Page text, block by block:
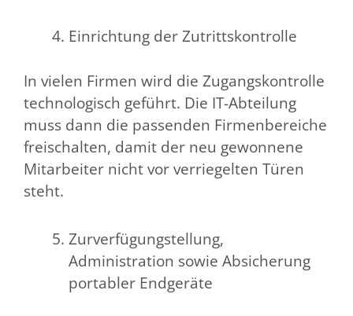
Einrichtung der Zutrittskontrolle
In vielen Firmen wird die Zugangskontrolle
technologisch geführt. Die IT-Abteilung
muss dann die passenden Firmenbereiche
freischalten, damit der neu gewonnene
Mitarbeiter nicht vor verriegelten Türen
steht.
Zurverfügungstellung,
Administration sowie Absicherung
portabler Endgeräte